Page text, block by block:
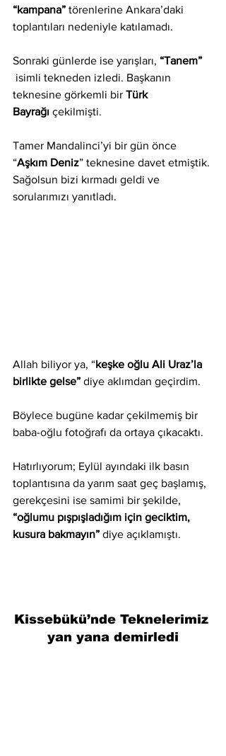
“kampana” törenlerine Ankara’daki
toplantıları nedeniyle katılamadı.
Sonraki günlerde ise yarışları, “Tanem”
isimli tekneden izledi. Başkanın
teknesine görkemli bir Türk
Bayrağı çekilmişti.
Tamer Mandalinci’yi bir gün önce
“Aşkım Deniz” teknesine davet etmiştik.
Sağolsun bizi kırmadı geldi ve
sorularımızı yanıtladı.
Allah biliyor ya, “keşke oğlu Ali Uraz’la
birlikte gelse” diye aklımdan geçirdim.
Böylece bugüne kadar çekilmemiş bir
baba-oğlu fotoğrafı da ortaya çıkacaktı.
Hatırlıyorum; Eylül ayındaki ilk basın
toplantısına da yarım saat geç başlamış,
gerekçesini ise samimi bir şekilde,
“oğlumu pışpışladığım için geciktim,
kusura bakmayın” diye açıklamıştı.
Kissebükü’nde Teknelerimiz
yan yana demirledi